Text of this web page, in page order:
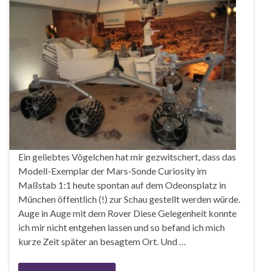
Ein geliebtes Vögelchen hat mir gezwitschert, dass das
Modell-Exemplar der Mars-Sonde Curiosity im
Maßstab 1:1 heute spontan auf dem Odeonsplatz in
München öffentlich (!) zur Schau gestellt werden würde.
Auge in Auge mit dem Rover Diese Gelegenheit konnte
ich mir nicht entgehen lassen und so befand ich mich
kurze Zeit später an besagtem Ort. Und …